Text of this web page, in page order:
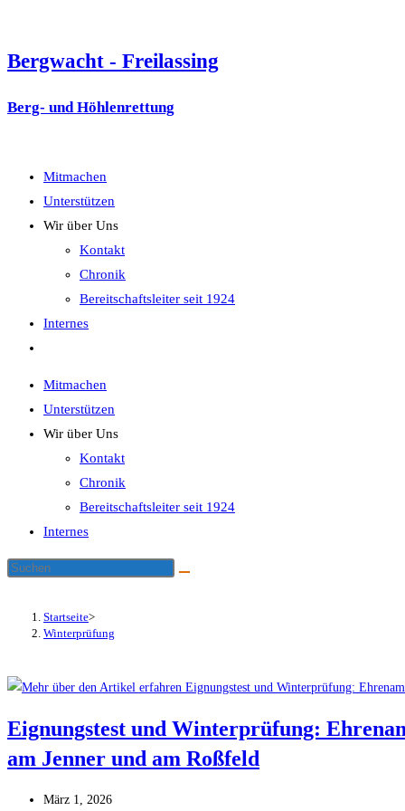
springen
Bergwacht - Freilassing
Berg- und Höhlenrettung
Mitmachen
Unterstützen
Wir über Uns
Kontakt
Chronik
Bereitschaftsleiter seit 1924
Internes
umschalten
Mitmachen
Unterstützen
Wir über Uns
Kontakt
Chronik
Bereitschaftsleiter seit 1924
Internes
Startseite>
Winterprüfung
Eignungstest und Winterprüfung:
am Jenner und am Roßfeld
Beitrag
März 1, 2026